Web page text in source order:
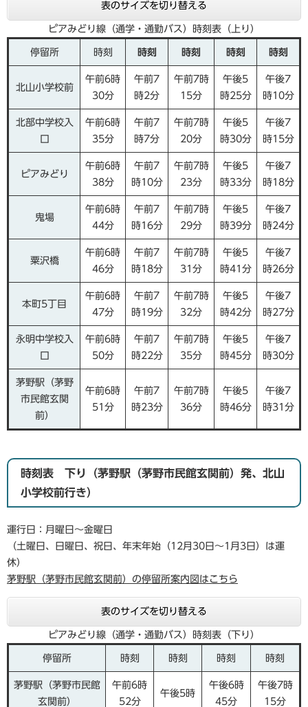
表のサイズを切り替える
ピアみどり線（通学・通勤バス）時刻表（上り）
停留所 時刻 時刻 時刻 時刻 時刻
北山小学校前
午前6時
30分
午前7
時2分
午前7時
15分
午後5
時25分
午後7
時10分
北部中学校入
口
午前6時
35分
午前7
時7分
午前7時
20分
午後5
時30分
午後7
時15分
ピアみどり
午前6時
38分
午前7
時10分
午前7時
23分
午後5
時33分
午後7
時18分
鬼場
午前6時
44分
午前7
時16分
午前7時
29分
午後5
時39分
午後7
時24分
粟沢橋
午前6時
46分
午前7
時18分
午前7時
31分
午後5
時41分
午後7
時26分
本町5丁目
午前6時
47分
午前7
時19分
午前7時
32分
午後5
時42分
午後7
時27分
永明中学校入
口
午前6時
50分
午前7
時22分
午前7時
35分
午後5
時45分
午後7
時30分
茅野駅（茅野
市民館玄関
前）
午前6時
51分
午前7
時23分
午前7時
36分
午後5
時46分
午後7
時31分
時刻表 下り（茅野駅（茅野市民館玄関前）発、北山
小学校前行き）
運行日：月曜日～金曜日
（土曜日、日曜日、祝日、年末年始（12月30日～1月3日）は運
休）
茅野駅（茅野市民館玄関前）の停留所案内図はこちら
表のサイズを切り替える
ピアみどり線（通学・通勤バス）時刻表（下り）
停留所 時刻 時刻 時刻 時刻
茅野駅（茅野市民館
玄関前）
午前6時
52分
午後5時
午後6時
45分
午後7時
15分